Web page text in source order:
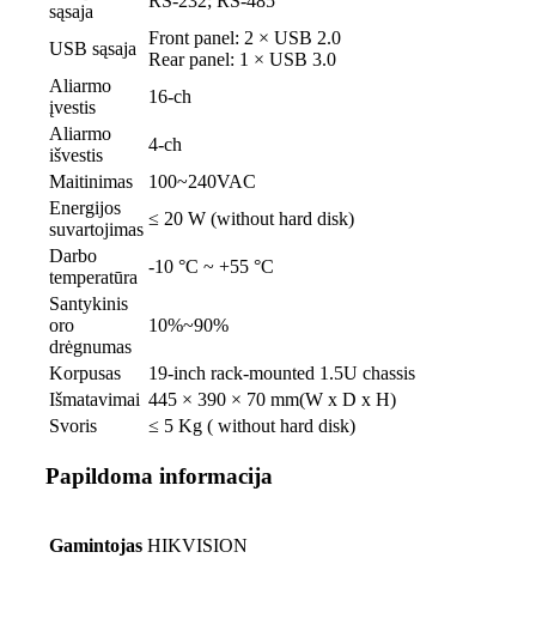
sąsaja
USB sąsaja
Front panel: 2 × USB 2.0
Rear panel: 1 × USB 3.0
Aliarmo
įvestis
16-ch
Aliarmo
išvestis
4-ch
Maitinimas
100~240VAC
Energijos
suvartojimas
≤ 20 W (without hard disk)
Darbo
temperatūra
-10 °C ~ +55 °C
Santykinis
oro
drėgnumas
10%~90%
Korpusas
19-inch rack-mounted 1.5U chassis
Išmatavimai 445 × 390 × 70 mm(W x D x H)
Svoris
≤ 5 Kg ( without hard disk)
Papildoma informacija
Gamintojas HIKVISION